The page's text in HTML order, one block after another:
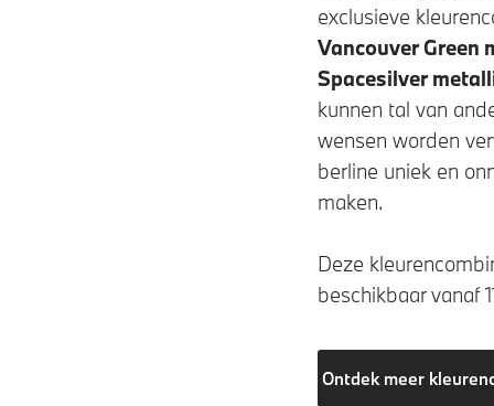
exclusieve
Vancouver Green
Spacesilver
kunnen tal van
wensen worden
berline uniek en
maken.
Deze
beschikbaar vanaf
Ontdek meer